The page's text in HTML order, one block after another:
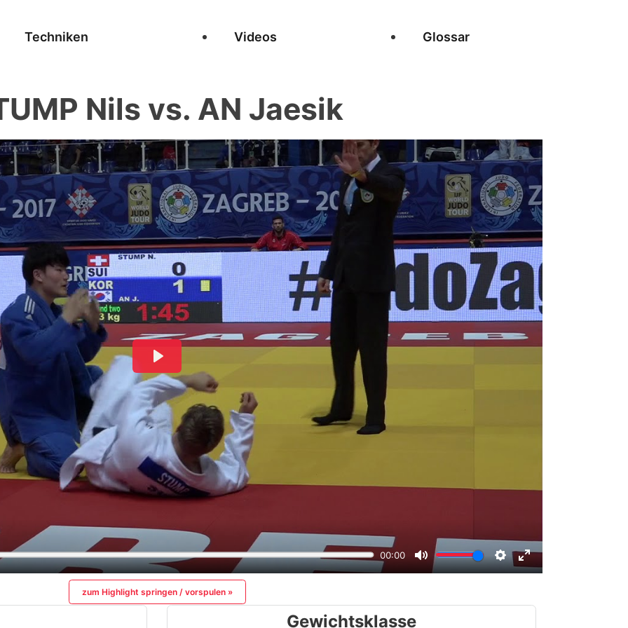
Techniken Videos Glossar
Nils vs. AN Jaesik
zum Highlight springen / vorspulen »
Gewichtsklasse